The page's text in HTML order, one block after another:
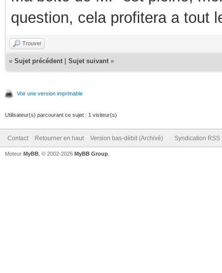
question, cela profitera a tout
Trouver
« Sujet précédent Sujet suivant »
Voir une version imprimable
Utilisateur(s) parcourant ce sujet : 1 visiteur(s)
Contact Retourner en haut Version bas-débit (Archivé) Syndication RSS
Moteur MyBB , © 2002-2026 MyBB Group